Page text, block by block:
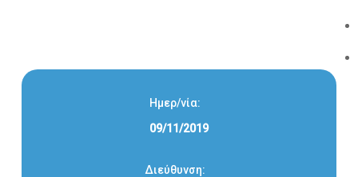
Ημερ/νία:
09/11/2019
Διεύθυνση: